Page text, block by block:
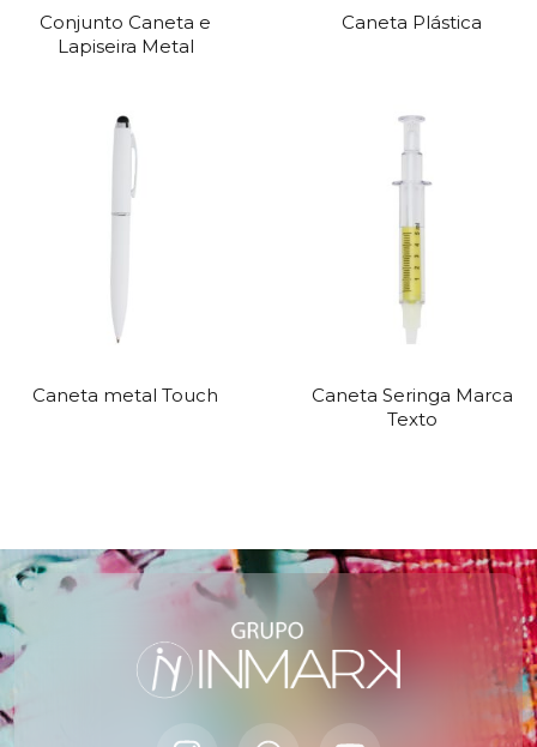
Conjunto Caneta e
Lapiseira Metal
Caneta Plástica
Caneta metal Touch
Caneta Seringa Marca
Texto